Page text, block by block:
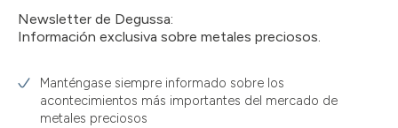
Newsletter de Degussa:
Información exclusiva sobre metales preciosos.
Manténgase siempre informado sobre los
acontecimientos más importantes del mercado de
metales preciosos